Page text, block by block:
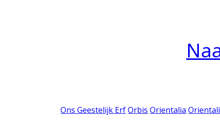
Ons Geestelijk Erf Orbis Orientalia